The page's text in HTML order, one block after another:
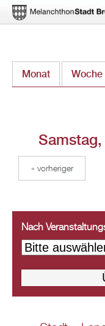
zum
Monat Woche
« vorheriger
Nach